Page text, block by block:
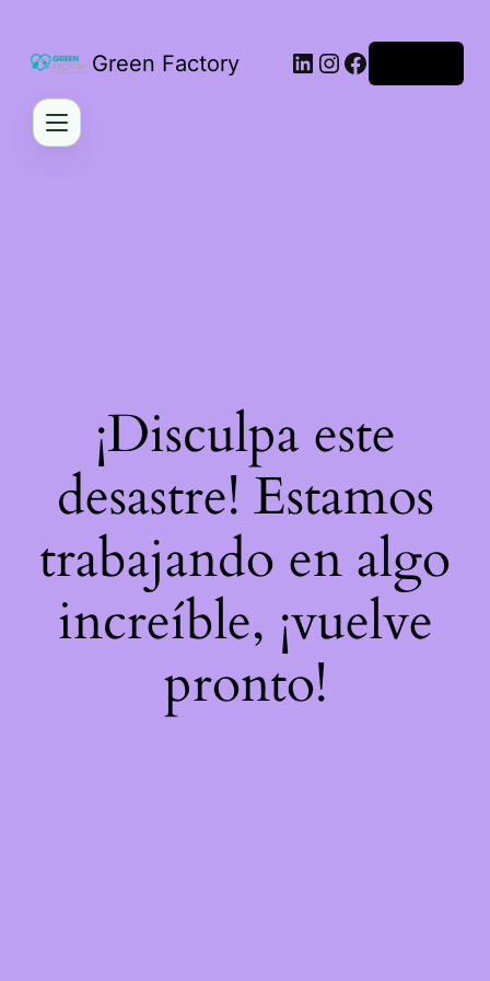
Green Factory LinkedIn
Instagram
Facebook
¡Disculpa este
desastre! Estamos
trabajando en algo
increíble, ¡vuelve
pronto!